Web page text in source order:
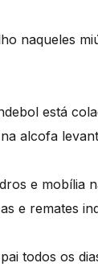
naqueles
está
alcofa
e mobília
e remates
todos os